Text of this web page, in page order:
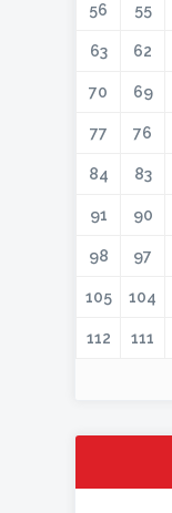
55
56
62
63
69
70
76
77
83
84
90
91
97
98
104
105
111
112